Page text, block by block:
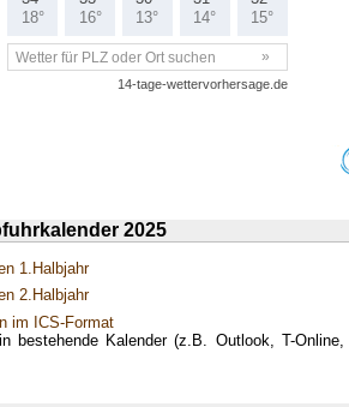
2025
1.Halbjahr
2.Halbjahr
im ICS-Format
bestehende Kalender (z.B. Outlook, T-